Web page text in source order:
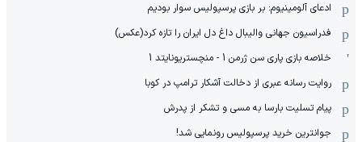
ادعای آلومینیوم: بر بازی پرسپولیس سوار بودیم
فدراسیون جهانی والیبال داغ دل ایران را تازه کرد(عکس)
خلاصه بازی پاری سن ژرمن 1 - منچستریونایتد 1
روایت رسانه عبری از دخالت آشکار ترامپ در کوبا
پیام تسلیت بارسا به مسی و تشکر از پدرش
جوانترین خرید پرسپولیس رونمایی شد!